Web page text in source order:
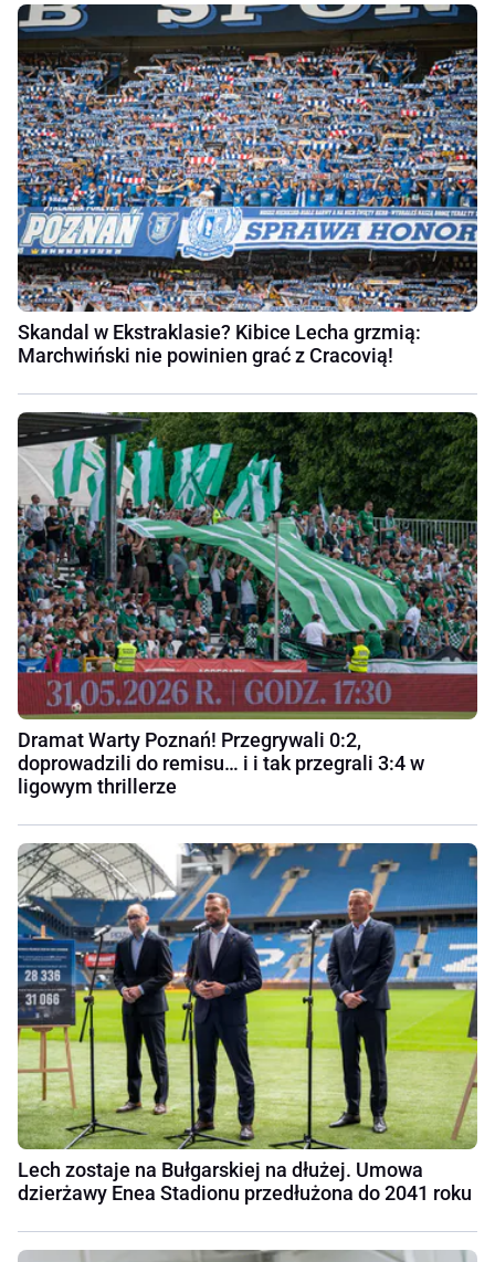
Skandal w Ekstraklasie? Kibice Lecha grzmią:
Marchwiński nie powinien grać z Cracovią!
Dramat Warty Poznań! Przegrywali 0:2,
doprowadzili do remisu… i i tak przegrali 3:4 w
ligowym thrillerze
Lech zostaje na Bułgarskiej na dłużej. Umowa
dzierżawy Enea Stadionu przedłużona do 2041 roku